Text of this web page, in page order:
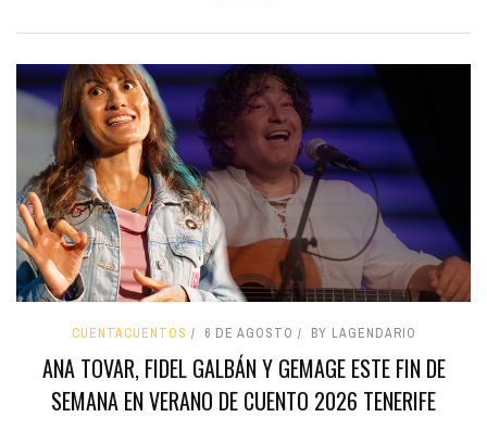
CUENTACUENTOS 6 DE AGOSTO BY LAGENDARIO
ANA TOVAR, FIDEL GALBÁN Y GEMAGE ESTE FIN DE
SEMANA EN VERANO DE CUENTO 2026 TENERIFE